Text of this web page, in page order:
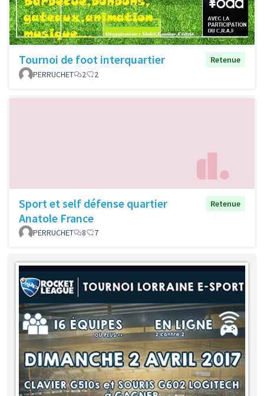
Tournoi de foot interquartier
Retenue
PERRUCHET
2 2
Sport et self défense quartier
Anatole France
Retenue
PERRUCHET 8 7